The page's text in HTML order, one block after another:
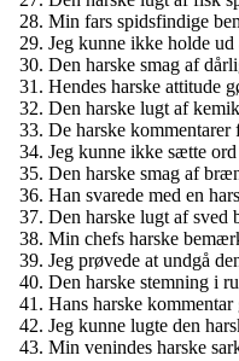
Min fars spidsfindige
Jeg kunne ikke holde ud
Den harske smag af
Hendes harske attitude
Den harske lugt af
De harske
Jeg kunne ikke sætte
Den harske smag af
Han svarede med en
Den harske lugt af sved
Min chefs harske
Jeg prøvede at undgå
Den harske stemning i
Hans harske
Jeg kunne lugte den
Min venindes harske